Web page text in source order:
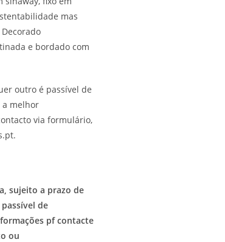
mas
e bordado com
outro é passível de
a melhor
via formulário,
sujeito a prazo de
de
pf contacte
ou